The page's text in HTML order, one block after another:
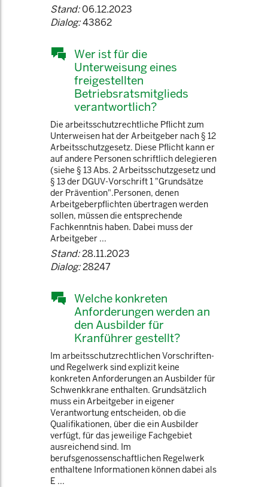
Stand:06.12.2023
Dialog:43862
Wer ist für die
Unterweisung eines
freigestellten
Betriebsratsmitglieds
verantwortlich?
Die arbeitsschutzrechtliche Pflicht zum
Unterweisen hat der Arbeitgeber nach § 12
Arbeitsschutzgesetz. Diese Pflicht kann er
auf andere Personen schriftlich delegieren
(siehe § 13 Abs. 2 Arbeitsschutzgesetz und
§ 13 der DGUV-Vorschrift 1 "Grundsätze
der Prävention".Personen, denen
Arbeitgeberpflichten übertragen werden
sollen, müssen die entsprechende
Fachkenntnis haben. Dabei muss der
Arbeitgeber ...
Stand:28.11.2023
Dialog:28247
Welche konkreten
Anforderungen werden an
den Ausbilder für
Kranführer gestellt?
Im arbeitsschutzrechtlichen Vorschriften-
und Regelwerk sind explizit keine
konkreten Anforderungen an Ausbilder für
Schwenkkrane enthalten. Grundsätzlich
muss ein Arbeitgeber in eigener
Verantwortung entscheiden, ob die
Qualifikationen, über die ein Ausbilder
verfügt, für das jeweilige Fachgebiet
ausreichend sind. Im
berufsgenossenschaftlichen Regelwerk
enthaltene Informationen können dabei als
E ...